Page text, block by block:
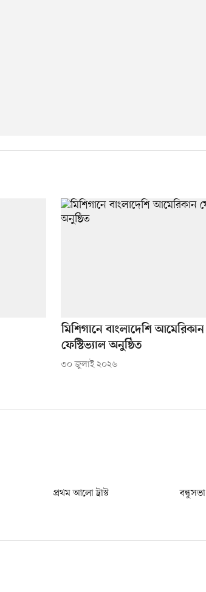
মিশিগানে বাংলাদেশি আমেরিকান
ফেস্টিভ্যাল অনুষ্ঠিত
৩০ জুলাই ২০২৬
প্রথম আলো ট্রাস্ট বন্ধুসভা